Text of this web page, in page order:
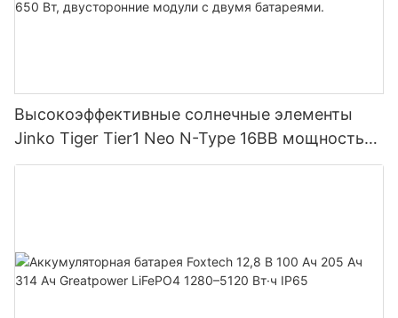
Высокоэффективные солнечные элементы
Jinko Tiger Tier1 Neo N-Type 16BB мощностью
590 Вт, 620 Вт, 630 Вт, 650 Вт, двусторонние